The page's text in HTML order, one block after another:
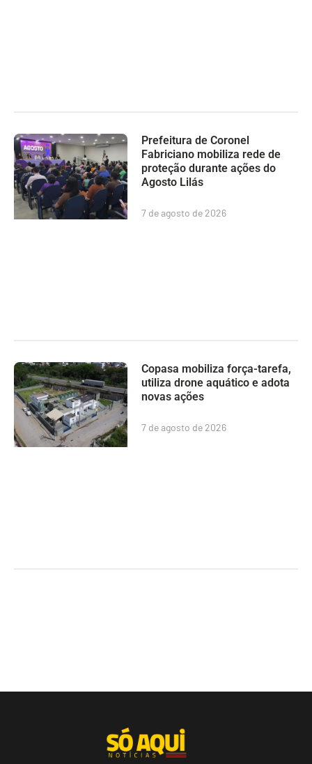
Prefeitura de Coronel
Fabriciano mobiliza rede de
proteção durante ações do
Agosto Lilás
7 de agosto de 2026
Copasa mobiliza força-tarefa,
utiliza drone aquático e adota
novas ações
7 de agosto de 2026